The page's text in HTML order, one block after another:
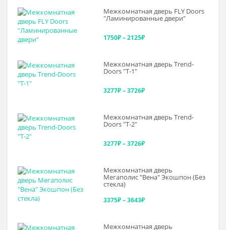
Межкомнатная дверь FLY Doors
"Ламинированные двери"
1750₽–2125₽Диапазон
1750₽
Межкомнатная дверь Trend-
Doоrs "Т-1"
3277₽–3726₽Диапазон
3277₽
Межкомнатная дверь Trend-
Doоrs "Т-2"
3277₽–3726₽Диапазон
3277₽
Межкомнатная дверь
Мегаполис "Вена" Экошпон (Без
стекла)
3375₽–3643₽Диапазон
Межкомнатная дверь